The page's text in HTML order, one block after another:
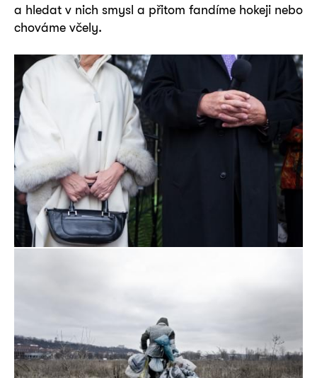
a hledat v nich smysl a přitom fandíme hokeji nebo
chováme včely.